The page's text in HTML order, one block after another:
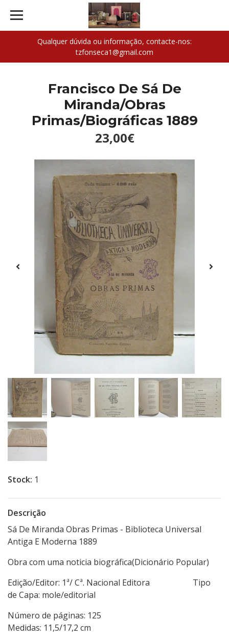
Qualquer dúvida ou informação, contacte-nos:
tzfonseca1@gmail.com
Francisco De Sá De
Miranda/Obras
Primas/Biográficas 1889
23,00€
Stock: 1
Descrição
Sá De Miranda Obras Primas - Biblioteca Universal
Antiga E Moderna 1889
Obra com uma noticia biográfica(Dicionário Popular)
Edição/Editor: 1ª/ Cª. Nacional Editora Tipo
de Capa: mole/editorial
Número de páginas: 125
Medidas: 11,5/17,2 cm